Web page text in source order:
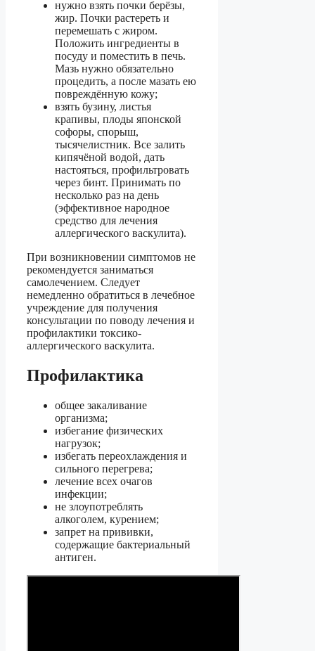
нужно взять почки берёзы,
жир. Почки растереть и
перемешать с жиром.
Положить ингредиенты в
посуду и поместить в печь.
Мазь нужно обязательно
процедить, а после мазать ею
повреждённую кожу;
взять бузину, листья
крапивы, плоды японской
софоры, спорыш,
тысячелистник. Все залить
кипячёной водой, дать
настояться, профильтровать
через бинт. Принимать по
несколько раз на день
(эффективное народное
средство для лечения
аллергического васкулита).
При возникновении симптомов не
рекомендуется заниматься
самолечением. Следует
немедленно обратиться в лечебное
учреждение для получения
консультации по поводу лечения и
профилактики токсико-
аллергического васкулита.
Профилактика
общее закаливание
организма;
избегание физических
нагрузок;
избегать переохлаждения и
сильного перегрева;
лечение всех очагов
инфекции;
не злоупотреблять
алкоголем, курением;
запрет на прививки,
содержащие бактериальный
антиген.